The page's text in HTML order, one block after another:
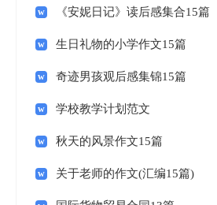
《安妮日记》读后感集合15篇
生日礼物的小学作文15篇
奇迹男孩观后感集锦15篇
学校教学计划范文
秋天的风景作文15篇
关于老师的作文(汇编15篇)